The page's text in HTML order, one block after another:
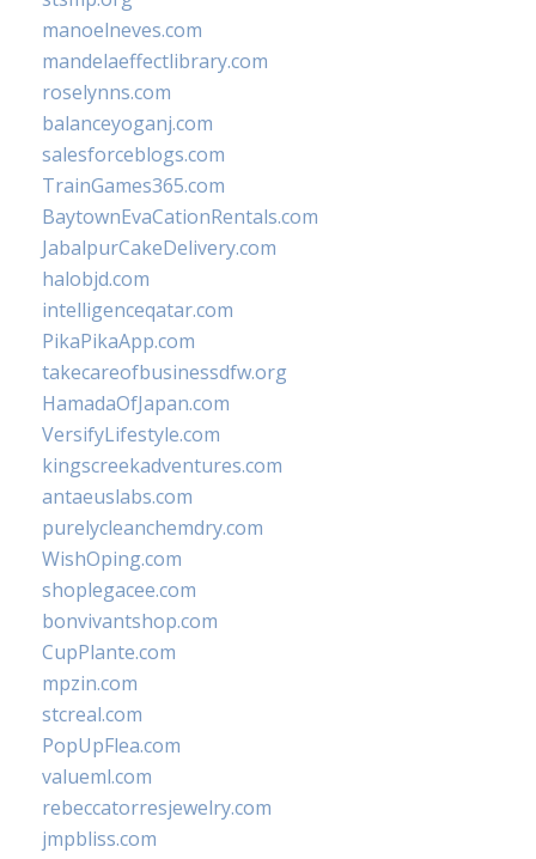
manoelneves.com
mandelaeffectlibrary.com
roselynns.com
balanceyoganj.com
salesforceblogs.com
TrainGames365.com
BaytownEvaCationRentals.com
JabalpurCakeDelivery.com
halobjd.com
intelligenceqatar.com
PikaPikaApp.com
takecareofbusinessdfw.org
HamadaOfJapan.com
VersifyLifestyle.com
kingscreekadventures.com
antaeuslabs.com
purelycleanchemdry.com
WishOping.com
shoplegacee.com
bonvivantshop.com
CupPlante.com
mpzin.com
stcreal.com
PopUpFlea.com
valueml.com
rebeccatorresjewelry.com
jmpbliss.com